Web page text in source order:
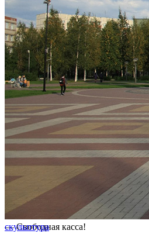
— Свободная касса!
скульптура